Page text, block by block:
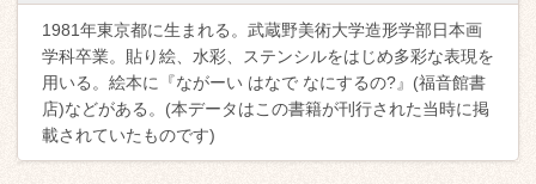
1981年東京都に生まれる。武蔵野美術大学造形学部日本画
学科卒業。貼り絵、水彩、ステンシルをはじめ多彩な表現を
用いる。絵本に『ながーい はなで なにするの?』(福音館書
店)などがある。(本データはこの書籍が刊行された当時に掲
載されていたものです)